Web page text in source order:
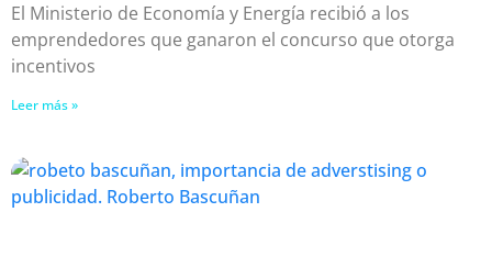
El Ministerio de Economía y Energía recibió a los
emprendedores que ganaron el concurso que otorga
incentivos
Leer más »